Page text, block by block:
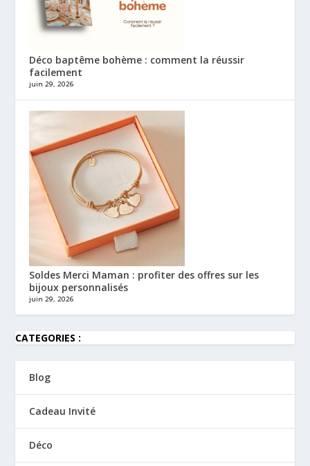
Déco baptême bohème : comment la réussir
facilement
juin 29, 2026
Soldes Merci Maman : profiter des offres sur les
bijoux personnalisés
juin 29, 2026
CATEGORIES :
Blog
Cadeau Invité
Déco